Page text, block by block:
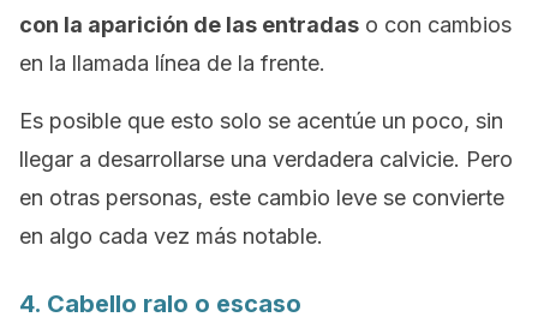
con la aparición de las entradas o con cambios
en la llamada línea de la frente.
Es posible que esto solo se acentúe un poco, sin
llegar a desarrollarse una verdadera calvicie. Pero
en otras personas, este cambio leve se convierte
en algo cada vez más notable.
4. Cabello ralo o escaso